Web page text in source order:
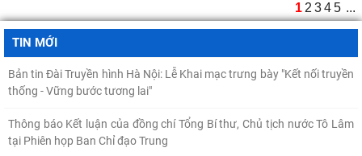
1 2 345 ...
TIN MỚI
Chủ tịch Viện Hàn lâm Khoa học xã hội Việt Nam thăm và làm việc tại
Viện Khoa học Kinh tế và Xã hội
Bản tin Đài Truyền hình Hà Nội: Lễ Khai mạc trưng bày "Kết nối truyền
thống - Vững bước tương lai"
Thông báo Kết luận của đồng chí Tổng Bí thư, Chủ tịch nước Tô Lâm
tại Phiên họp Ban Chỉ đạo Trung